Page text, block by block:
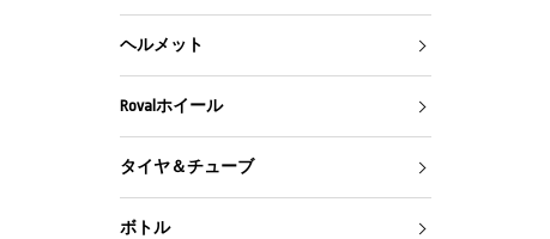
ヘルメット
Rovalホイール
タイヤ＆チューブ
ボトル